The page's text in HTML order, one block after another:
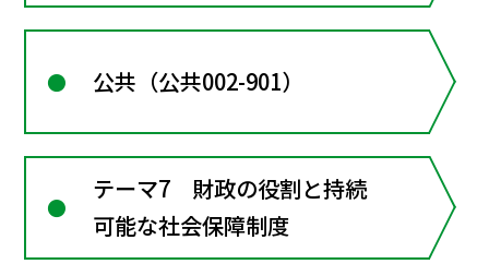
公共（公共002-901）
テーマ7 財政の役割と持続
可能な社会保障制度